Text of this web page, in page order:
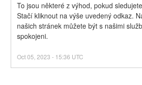
To jsou některé z výhod, pokud
Stačí kliknout na výše uvedený odkaz.
našich stránek můžete být s našimi
spokojeni.
Oct05 ,2023 - 15:36 UTC